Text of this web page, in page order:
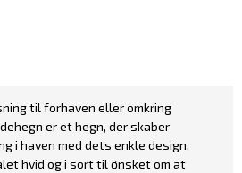
til forhaven eller omkring
er et hegn, der skaber
i haven med dets enkle design.
hvid og i sort til ønsket om at